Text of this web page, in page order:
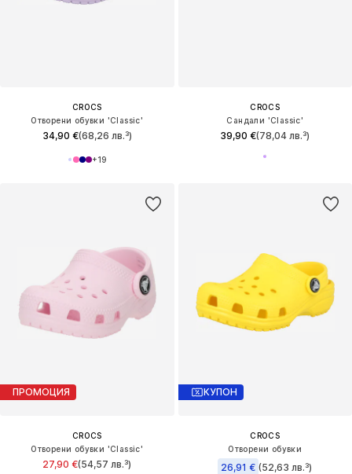
CROCS
Отворени обувки 'Classic'
34,90 €(68,26 лв.³)
+19
CROCS
Сандали 'Classic'
39,90 €(78,04 лв.³)
ПРОМОЦИЯ
CROCS
Отворени обувки 'Classic'
27,90 €(54,57 лв.³)
КУПОН
CROCS
Отворени обувки
26,91 € (52,63 лв.³)